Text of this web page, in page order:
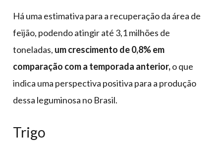
Há uma estimativa para a recuperação da área de
feijão, podendo atingir até 3,1 milhões de
toneladas, um crescimento de 0,8% em
comparação com a temporada anterior,o que
indica uma perspectiva positiva para a produção
dessa leguminosa no Brasil.
Trigo